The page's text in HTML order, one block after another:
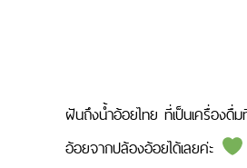
ฝันถึงน้ำอ้อยไทย ที่เป็นเครื่องดื่
อ้อยจากปล้องอ้อยได้เลยค่ะ